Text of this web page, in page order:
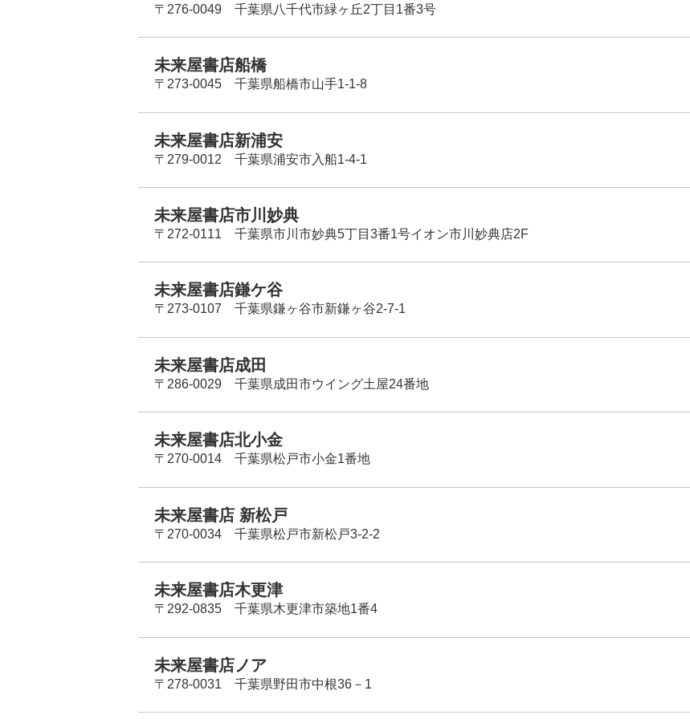
〒276-0049 千葉県八千代市緑ヶ丘2丁目1番3号
未来屋書店船橋
〒273-0045 千葉県船橋市山手1-1-8
未来屋書店新浦安
〒279-0012 千葉県浦安市入船1-4-1
未来屋書店市川妙典
〒272-0111 千葉県市川市妙典5丁目3番1号イオン市川妙典店2F
未来屋書店鎌ケ谷
〒273-0107 千葉県鎌ヶ谷市新鎌ヶ谷2-7-1
未来屋書店成田
〒286-0029 千葉県成田市ウイング土屋24番地
未来屋書店北小金
〒270-0014 千葉県松戸市小金1番地
未来屋書店 新松戸
〒270-0034 千葉県松戸市新松戸3-2-2
未来屋書店木更津
〒292-0835 千葉県木更津市築地1番4
未来屋書店ノア
〒278-0031 千葉県野田市中根36－1